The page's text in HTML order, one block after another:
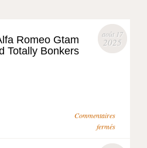
août 17
2025
Romeo Gtam
Totally Bonkers
Commentaires
fermés